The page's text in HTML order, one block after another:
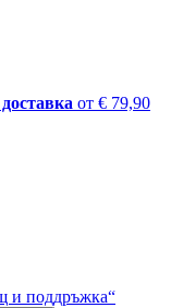
от € 79,90
и поддръжка“